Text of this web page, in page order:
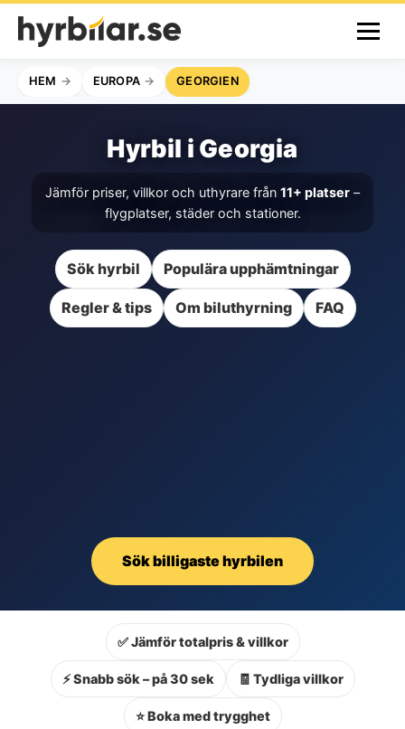
HEM EUROPA GEORGIEN
Hyrbil i Georgia
Jämför priser, villkor och uthyrare från 11+ platser –
flygplatser, städer och stationer.
Sök hyrbil Populära upphämtningar
Regler & tips Om biluthyrning FAQ
Sök billigaste hyrbilen
✅ Jämför totalpris & villkor
⚡ Snabb sök – på 30 sek 🧾 Tydliga villkor
⭐ Boka med trygghet